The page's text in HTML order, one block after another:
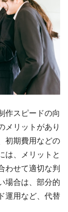
作スピードの向
メリットがあり
初期費用などの
は、メリットと
わせて適切な判
場合は、部分的
運用など、代替